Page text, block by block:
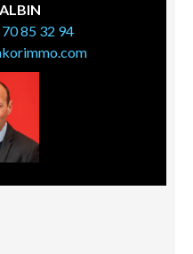
85 32 94